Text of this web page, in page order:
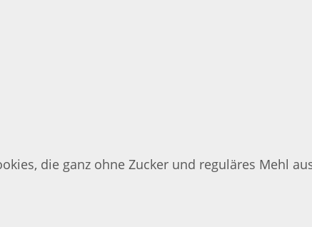
die ganz ohne Zucker und reguläres Mehl